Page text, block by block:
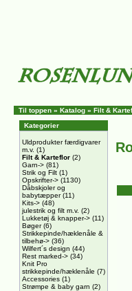
Til toppen » Katalog » Filt &
Kategorier
Uldprodukter færdigvarer
m.v. (1)
Filt & Karteflor (2)
Garn-> (81)
Strik og Filt (1)
Opskrifter-> (1130)
Dåbskjoler og
babytæpper(11)
Kits-> (48)
julestrik og filt m.v. (2)
Lukketøj & knapper-> (11)
Bøger(6)
Strikkepinde/hæklenåle &
tilbehø-> (36)
Wilfert´s design (44)
Rest marked-> (34)
Knit Pro
strikkepinde/hæklenåle (7)
Accessories (1)
Strømpe & baby garn (2)